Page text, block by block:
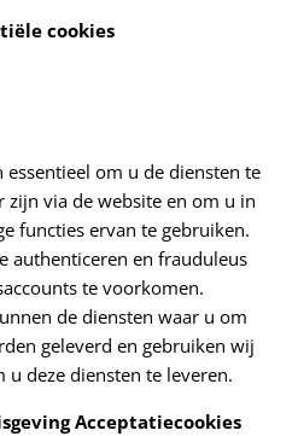
cookies
essentieel om u de diensten te
zijn via de website en om u in
functies ervan te gebruiken.
authenticeren en frauduleus
te voorkomen.
de diensten waar u om
geleverd en gebruiken wij
u deze diensten te leveren.
Acceptatiecookies